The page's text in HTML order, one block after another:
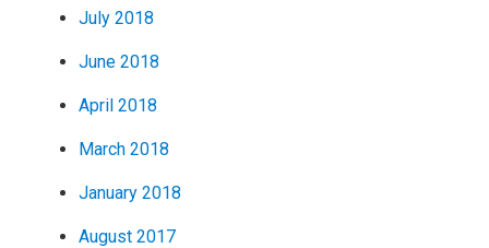
July 2018
June 2018
April 2018
March 2018
January 2018
August 2017